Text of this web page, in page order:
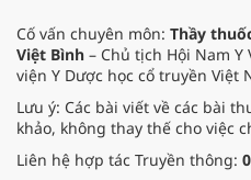
Cố vấn chuyên môn: Thầy
Việt Bình – Chủ tịch Hội Nam Y
viện Y Dược học cổ truyền Việt
Lưu ý: Các bài viết về các bài
khảo, không thay thế cho việc
Liên hệ hợp tác Truyền thông: